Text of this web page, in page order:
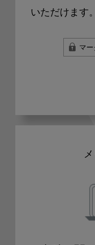
いただけます。
マ